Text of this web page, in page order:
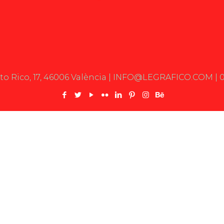
Rico, 17, 46006 València | INFO@LEGRAFICO.COM |